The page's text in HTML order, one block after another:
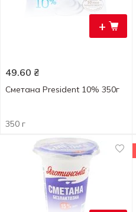
+
49.60 ₴
Сметана President 10% 350г
350 г